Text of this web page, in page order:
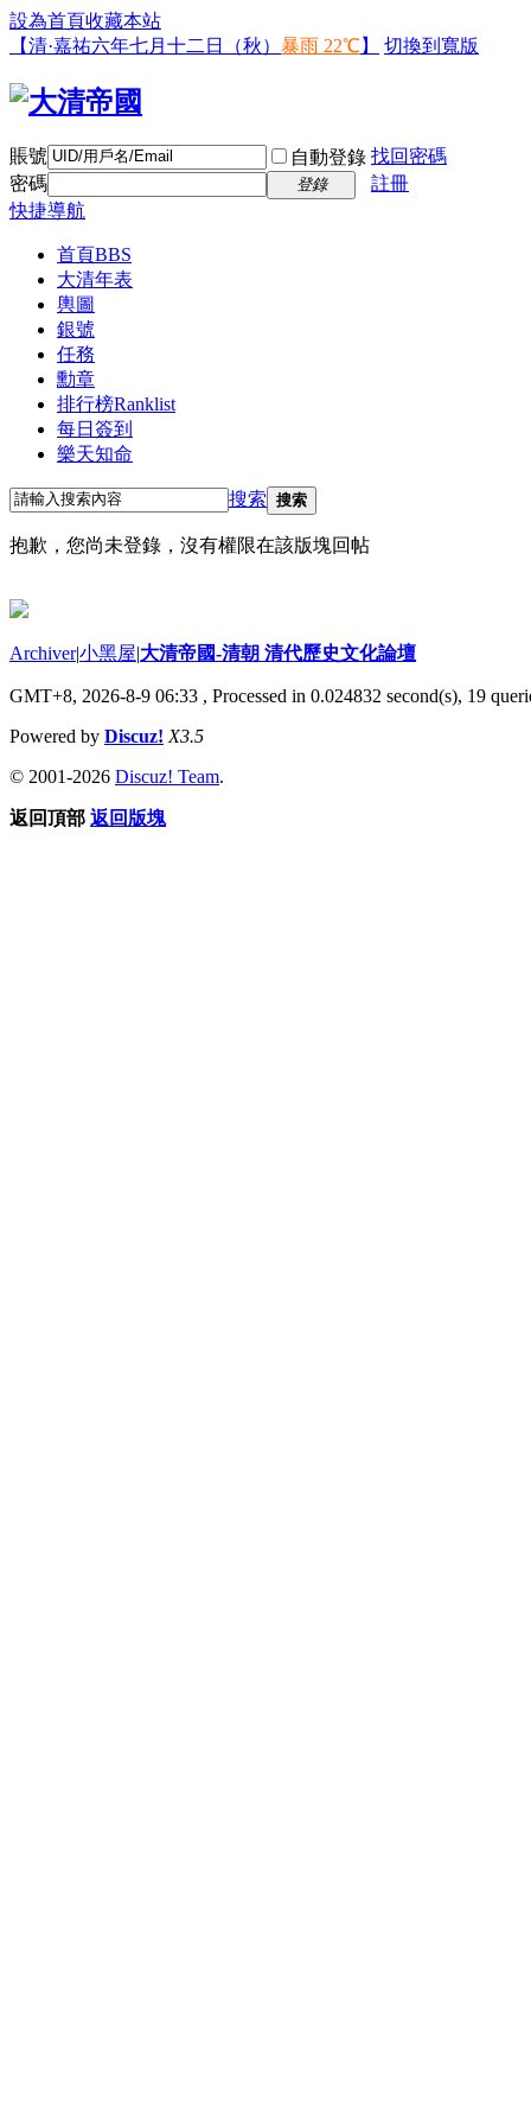
設為首頁收藏本站
【清·嘉祐六年七月十二日（秋） 暴雨 22℃ 】 切換到寬版
賬號 自動登錄 找回密碼
密碼
登錄
註冊
快捷導航
首頁BBS
大清年表
輿圖
銀號
任務
勳章
排行榜Ranklist
每日簽到
樂天知命
搜索 搜索
抱歉，您尚未登錄，沒有權限在該版塊回帖
Archiver|小黑屋|大清帝國-清朝 清代歷史文化論壇
GMT+8, 2026-8-9 06:33 , Processed in 0.024832 second(s), 19
Powered by Discuz! X3.5
© 2001-2026 Discuz! Team.
返回頂部 返回版塊